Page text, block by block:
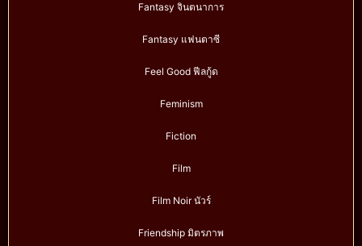
Fantasy จินตนาการ
Fantasy แฟนตาซี
Feel Good ฟีลกู้ด
Feminism
Fiction
Film
Film Noir นัวร์
Friendship มิตรภาพ